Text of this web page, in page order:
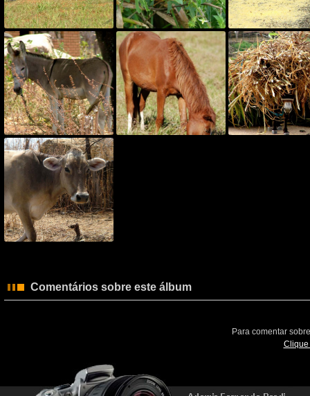
Comentários sobre este álbum
Para comentar
Clique